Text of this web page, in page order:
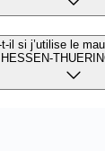
il si j’utilise le